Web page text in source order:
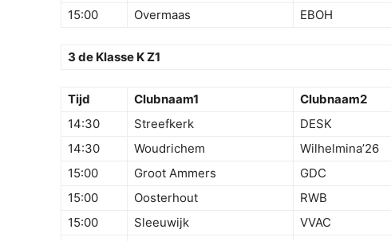
15:00
Overmaas EBOH
3 de Klasse K Z1
Tijd Clubnaam1 Clubnaam2
14:30
Streefkerk DESK
14:30
Woudrichem Wilhelmina’26
15:00
Groot Ammers GDC
15:00
Oosterhout RWB
15:00
Sleeuwijk VVAC